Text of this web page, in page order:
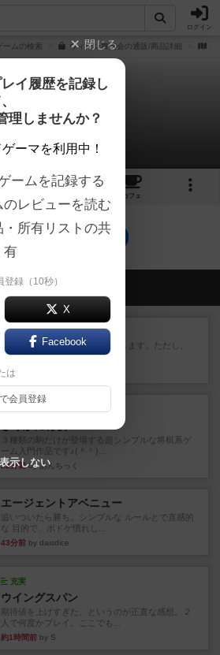
ログイン
ームの検索 ウィーン舞踏会の通販/商品詳細 作
ィーン舞踏会
件のルール/インスト
3
カフェ
ーン舞踏会のトップに戻る
員の新しい投稿
ふたつの街の物語
タイルを4×4で並べて街づくりします。ただし、
街は各プレイヤーの間にあ...
3分前
３種類の駒だけが登場する超シンプルな将棋系ゲ
ーム入門作品です♪(＾＾)...
22分前by あんちっく
エージェントアベニュー
追いついたら勝ち。シンプルな ルールとで直感的
な 目的で、ボドゲ慣れし...
43分前 by daisdice
充実
ウイングスパン
期待値を上げすぎた、というのが正直な感想。２
人で何度かプレイ。ここでも...
約1時間前 by S
閉じる
イ履歴を記録し
理しませんか？
ーマを利用中！
ームを記録する
レビューを読む
所有リストの共
有
登録（10秒）
X
Facebook
は
会員登録
示しない